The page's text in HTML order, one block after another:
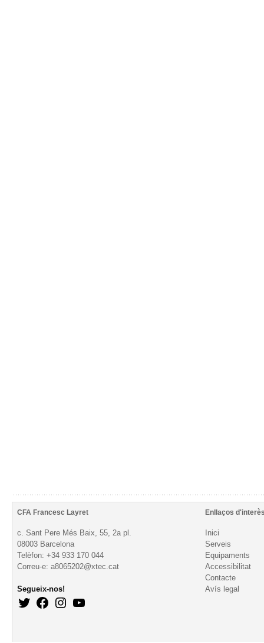
CFA Francesc Layret Enllaços
c. Sant Pere Més Baix, 55, 2a pl.
08003 Barcelona
Telèfon: +34 933 170 044
Correu-e: a8065202@xtec.cat
Segueix-nos!
Inici
Serveis
Equipaments
Accessibilitat
Contacte
Avís legal